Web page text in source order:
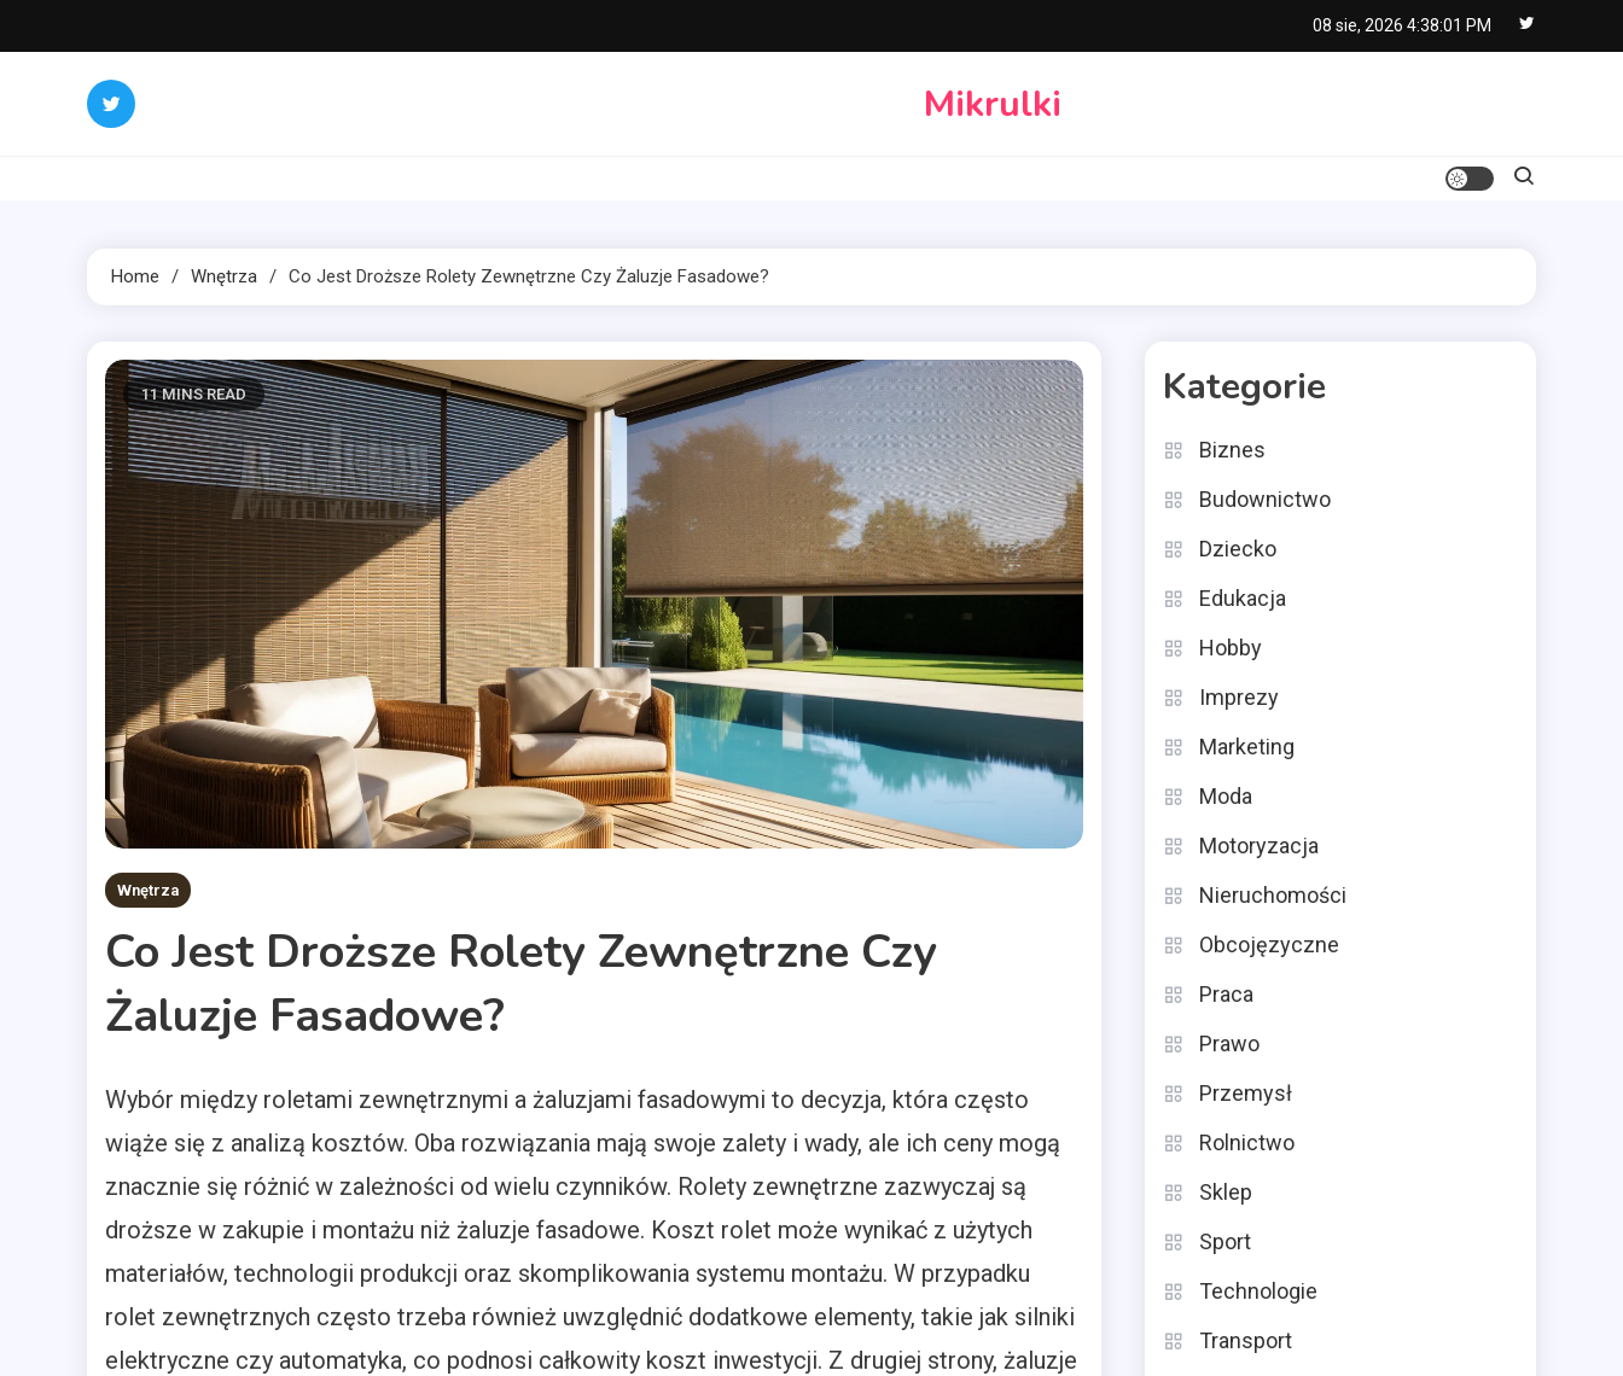
to
08 sie, 2026 4:38:02 PM
Mikrulki
Home Wnętrza Co Jest Droższe Rolety Zewnętrzne Czy Żaluzje Fasadowe?
11 MINS READ
Wnętrza
Co Jest Droższe Rolety Zewnętrzne Czy
Żaluzje Fasadowe?
Wybór między roletami zewnętrznymi a żaluzjami fasadowymi to decyzja, która często
wiąże się z analizą kosztów. Oba rozwiązania mają swoje zalety i wady, ale ich ceny mogą
znacznie się różnić w zależności od wielu czynników. Rolety zewnętrzne zazwyczaj są
droższe w zakupie i montażu niż żaluzje fasadowe. Koszt rolet może wynikać z użytych
materiałów, technologii produkcji oraz skomplikowania systemu montażu. W przypadku
rolet zewnętrznych często trzeba również uwzględnić dodatkowe elementy, takie jak silniki
elektryczne czy automatyka, co podnosi całkowity koszt inwestycji. Z drugiej strony, żaluzje
Kategorie
Biznes
Budownictwo
Dziecko
Edukacja
Hobby
Imprezy
Marketing
Moda
Motoryzacja
Nieruchomości
Obcojęzyczne
Praca
Prawo
Przemysł
Rolnictwo
Sklep
Sport
Technologie
Transport